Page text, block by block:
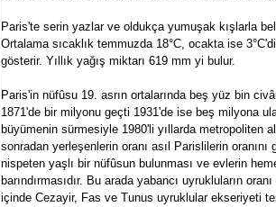
Paris'te serin yazlar ve oldukça yumuşak kışlarla
Ortalama sıcaklık temmuzda 18°C, ocakta ise
gösterir. Yıllık yağış miktarı 619 mm yi bulur.
Paris'in nüfûsu 19. asrın ortalarında beş yüz bin
1871'de bir milyonu geçti 1931'de ise beş milyona
büyümenin sürmesiyle 1980'li yıllarda metropoliten
sonradan yerleşenlerin oranı asıl Parislilerin
nispeten yaşlı bir nüfûsun bulunması ve evlerin
barındırmasıdır. Bu arada yabancı uyrukluların
içinde Cezayir, Fas ve Tunus uyruklular ekseriyeti